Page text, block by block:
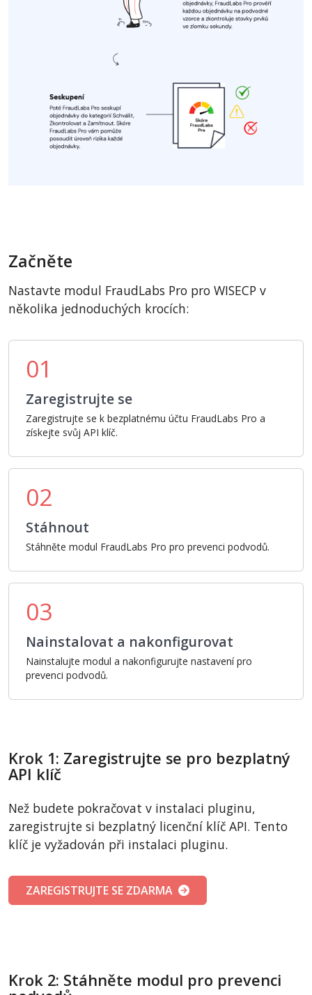
Začněte
Nastavte modul FraudLabs Pro pro WISECP v
několika jednoduchých krocích:
01
Zaregistrujte se
Zaregistrujte se k bezplatnému účtu FraudLabs Pro a
získejte svůj API klíč.
02
Stáhnout
Stáhněte modul FraudLabs Pro pro prevenci podvodů.
03
Nainstalovat a nakonfigurovat
Nainstalujte modul a nakonfigurujte nastavení pro
prevenci podvodů.
Krok 1: Zaregistrujte se pro bezplatný
API klíč
Než budete pokračovat v instalaci pluginu,
zaregistrujte si bezplatný licenční klíč API. Tento
klíč je vyžadován při instalaci pluginu.
ZAREGISTRUJTE SE ZDARMA
Krok 2: Stáhněte modul pro prevenci